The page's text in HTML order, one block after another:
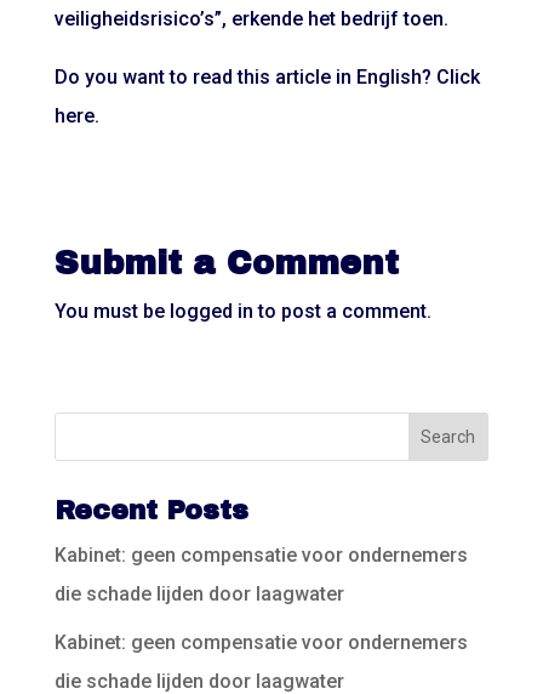
veiligheidsrisico’s”, erkende het bedrijf toen.
Do you want to read this article in English? Click
here.
Submit a Comment
You must be logged in to post a comment.
Recent Posts
Kabinet: geen compensatie voor ondernemers
die schade lijden door laagwater
Kabinet: geen compensatie voor ondernemers
die schade lijden door laagwater